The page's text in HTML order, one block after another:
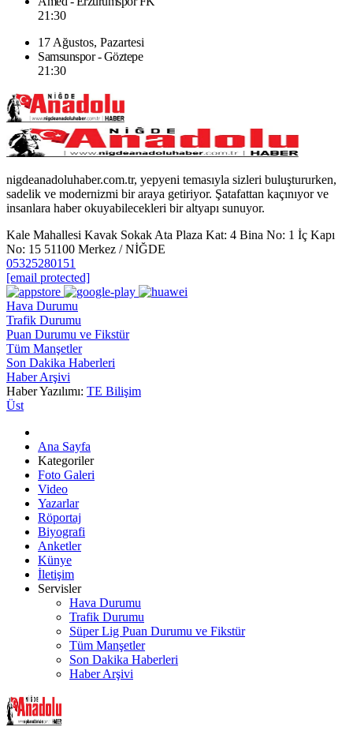
21:30
17 Ağustos, Pazartesi
Samsunspor - Göztepe
21:30
nigdeanadoluhaber.com.tr, yepyeni temasıyla sizleri buluştururken,
sadelik ve modernizmi bir araya getiriyor. Şatafattan kaçınıyor ve
insanlara haber okuyabilecekleri bir altyapı sunuyor.
Kale Mahallesi Kavak Sokak Ata Plaza Kat: 4 Bina No: 1 İç Kapı
No: 15 51100 Merkez / NİĞDE
05325280151
[email protected]
Hava Durumu
Trafik Durumu
Puan Durumu ve Fikstür
Tüm Manşetler
Son Dakika Haberleri
Haber Arşivi
Haber Yazılımı: TE Bilişim
Üst
Ana Sayfa
Kategoriler
Foto Galeri
Video
Yazarlar
Röportaj
Biyografi
Anketler
Künye
İletişim
Servisler
Hava Durumu
Trafik Durumu
Süper Lig Puan Durumu ve Fikstür
Tüm Manşetler
Son Dakika Haberleri
Haber Arşivi